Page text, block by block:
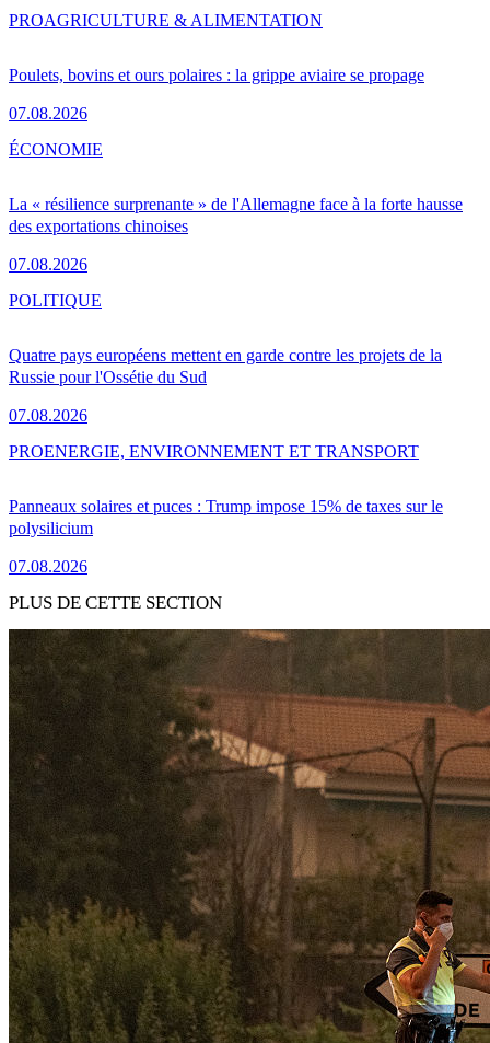
Poulets, bovins et ours polaires : la grippe aviaire se propage
07.08.2026
PROAGRICULTURE & ALIMENTATION
La « résilience surprenante » de l'Allemagne face à la forte hausse
des exportations chinoises
07.08.2026
ÉCONOMIE
Quatre pays européens mettent en garde contre les projets de la
Russie pour l'Ossétie du Sud
07.08.2026
POLITIQUE
Panneaux solaires et puces : Trump impose 15% de taxes sur le
polysilicium
07.08.2026
PROENERGIE, ENVIRONNEMENT ET TRANSPORT
PLUS DE CETTE SECTION